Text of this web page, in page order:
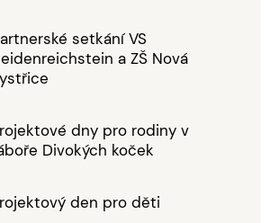
setkání VS
a ZŠ Nová
dny pro rodiny v
Divokých koček
den pro děti